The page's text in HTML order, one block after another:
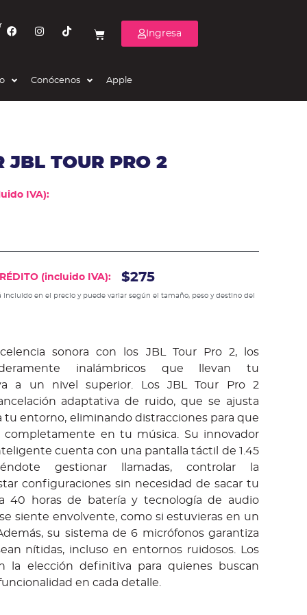
Ingresa
Conócenos Apple
JBL TOUR PRO 2
IVA):
(incluido IVA): $275
incluido en el precio y puede variar según el tamaño, peso y destino del
sonora con los JBL Tour Pro 2, los
inalámbricos que llevan tu
a un nivel superior. Los JBL Tour Pro 2
adaptativa de ruido, que se ajusta
entorno, eliminando distracciones para que
completamente en tu música. Su innovador
cuenta con una pantalla táctil de 1.45
gestionar llamadas, controlar la
configuraciones sin necesidad de sacar tu
40 horas de batería y tecnología de audio
siente envolvente, como si estuvieras en un
su sistema de 6 micrófonos garantiza
nítidas, incluso en entornos ruidosos. Los
la elección definitiva para quienes buscan
en cada detalle.